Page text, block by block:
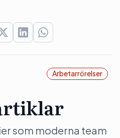
Arbetarrörelser
som moderna team